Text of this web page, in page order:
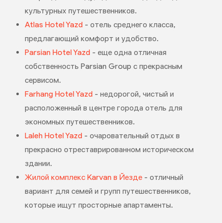
культурных путешественников.
Atlas Hotel Yazd- отель среднего класса,
предлагающий комфорт и удобство.
Parsian Hotel Yazd- еще одна отличная
собственность Parsian Group с прекрасным
сервисом.
Farhang Hotel Yazd- недорогой, чистый и
расположенный в центре города отель для
экономных путешественников.
Laleh Hotel Yazd- очаровательный отдых в
прекрасно отреставрированном историческом
здании.
Жилой комплекс Karvan в Йезде- отличный
вариант для семей и групп путешественников,
которые ищут просторные апартаменты.